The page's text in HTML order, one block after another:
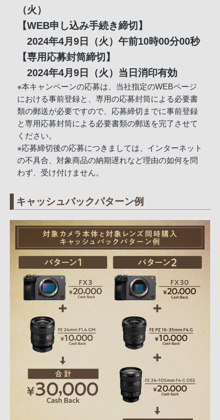
（火）
【WEB申し込み手続き締切】
2024年4月9日（火）午前10時00分00秒
【専用応募封筒締切】
2024年4月9日（火）当日消印有効
※本キャンペーンの応募は、当社指定のWEBページ
における事前登録と、専用の応募封筒による必要書
類の郵送が必要ですので、応募締切までに事前登録
と専用応募封筒による必要書類の郵送を完了させて
ください。
※応募締切後の応募につきましては、インターネット
の不具合、対象商品の納期遅れなど理由の如何を問
わず、受け付けません。
キャッシュバックパターン例